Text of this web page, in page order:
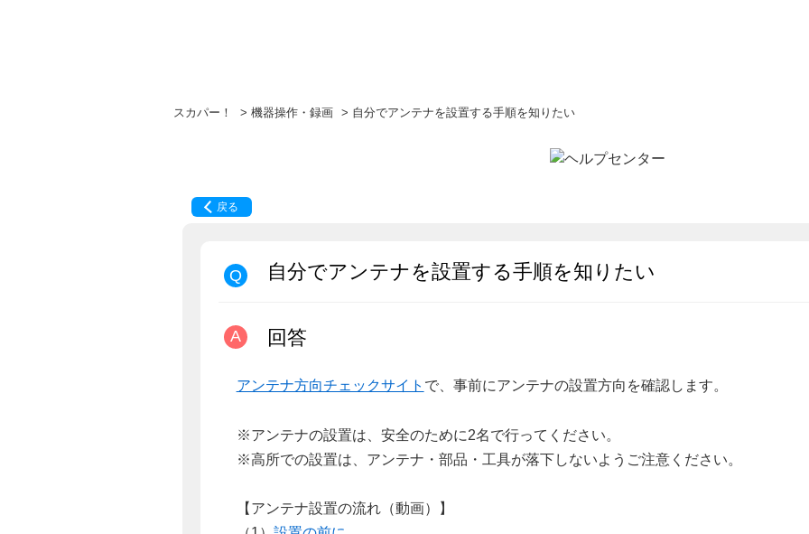
スカパー！ > 機器操作・録画 > 自分でアンテナを設置する手順を知りたい
戻る
自分でアンテナを設置する手順を知りたい
回答
アンテナ方向チェックサイト で、事前にアンテナの設置方向を確認します。
※アンテナの設置は、安全のために2名で行ってください。
※高所での設置は、アンテナ・部品・工具が落下しないようご注意ください。
【アンテナ設置の流れ（動画）】